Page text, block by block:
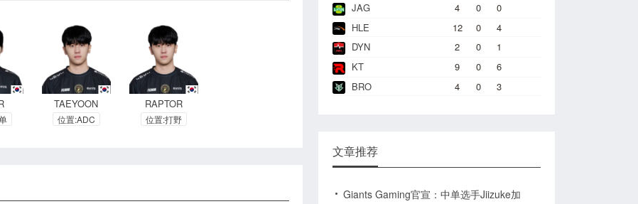
TAEYOON
位置:ADC
RAPTOR
位置:打野
JAG
4 0
0
HLE
12 0
4
DYN
2 0
1
KT
9 0
6
BRO
4 0 3
文章推荐
Giants Gaming官宣：中单选手Jiizuke加